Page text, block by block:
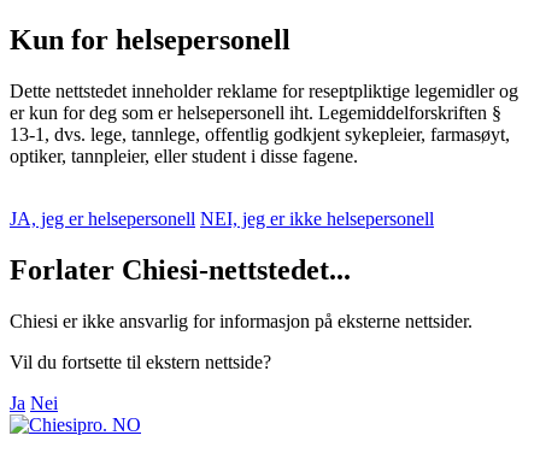
Kun for helsepersonell
Dette nettstedet inneholder reklame for reseptpliktige legemidler og
er kun for deg som er helsepersonell iht. Legemiddelforskriften §
13-1, dvs. lege, tannlege, offentlig godkjent sykepleier, farmasøyt,
optiker, tannpleier, eller student i disse fagene.
JA, jeg er helsepersonell NEI, jeg er ikke helsepersonell
Forlater Chiesi-nettstedet...
Chiesi er ikke ansvarlig for informasjon på eksterne nettsider.
Vil du fortsette til ekstern nettside?
Ja Nei